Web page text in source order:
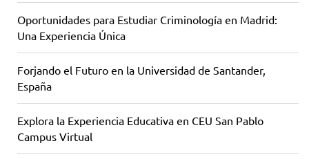
Oportunidades para Estudiar Criminología en Madrid:
Una Experiencia Única
Forjando el Futuro en la Universidad de Santander,
España
Explora la Experiencia Educativa en CEU San Pablo
Campus Virtual